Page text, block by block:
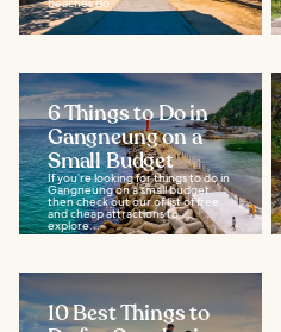
6 Things to Do in
Gangneung on a
Small Budget
If you’re looking for things to do in
Gangneung on a small budget,
then check out our of list of free
and cheap attractions to
explore...
10 Best Things to